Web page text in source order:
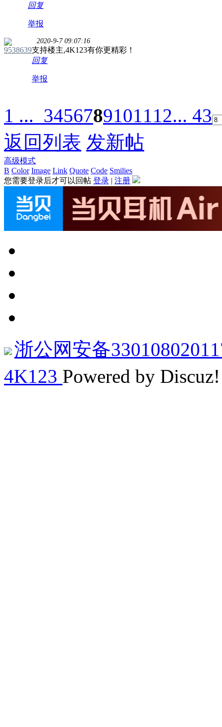
回复
举报
9538639
2020-9-7 09:07:16
支持楼主,4K123有你更精彩！
回复
举报
1 ... 3456789101112... 43
返回列表 发新帖
高级模式
B Color Image Link Quote Code Smilies
您需要登录后才可以回帖 登录 | 注册
浙公网安备
4K123 Powered by